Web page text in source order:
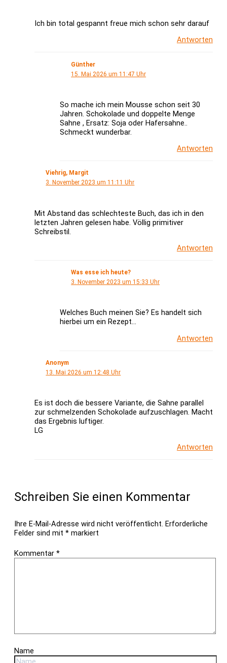
Ich bin total gespannt freue mich schon sehr darauf
Antworten
Günther
15. Mai 2026 um 11:47 Uhr
So mache ich mein Mousse schon seit 30
Jahren. Schokolade und doppelte Menge
Sahne , Ersatz: Soja oder Hafersahne..
Schmeckt wunderbar.
Antworten
Viehrig, Margit
3. November 2023 um 11:11 Uhr
Mit Abstand das schlechteste Buch, das ich in den
letzten Jahren gelesen habe. Völlig primitiver
Schreibstil.
Antworten
Was esse ich heute?
3. November 2023 um 15:33 Uhr
Welches Buch meinen Sie? Es handelt sich
hierbei um ein Rezept…
Antworten
Anonym
13. Mai 2026 um 12:48 Uhr
Es ist doch die bessere Variante, die Sahne parallel
zur schmelzenden Schokolade aufzuschlagen. Macht
das Ergebnis luftiger.
LG
Antworten
Schreiben Sie einen Kommentar
Ihre E-Mail-Adresse wird nicht veröffentlicht. Erforderliche
Felder sind mit * markiert
Kommentar *
Name